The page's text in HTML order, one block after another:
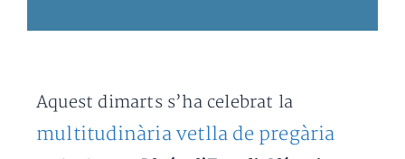
Aquest dimarts s’ha celebrat la
multitudinària vetlla de pregària